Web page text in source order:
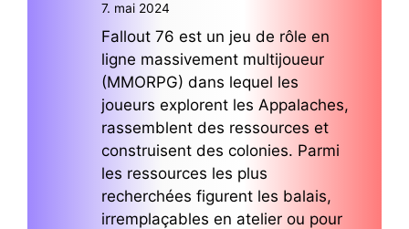
7. mai 2024
Fallout 76 est un jeu de rôle en
ligne massivement multijoueur
(MMORPG) dans lequel les
joueurs explorent les Appalaches,
rassemblent des ressources et
construisent des colonies. Parmi
les ressources les plus
recherchées figurent les balais,
irremplaçables en atelier ou pour